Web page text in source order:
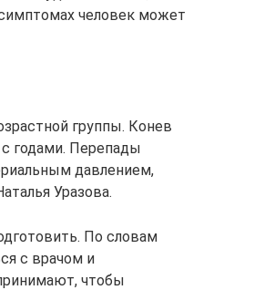
человек может
группы. Конев
с годами. Перепады
давлением,
Уразова.
По словам
с врачом и
чтобы